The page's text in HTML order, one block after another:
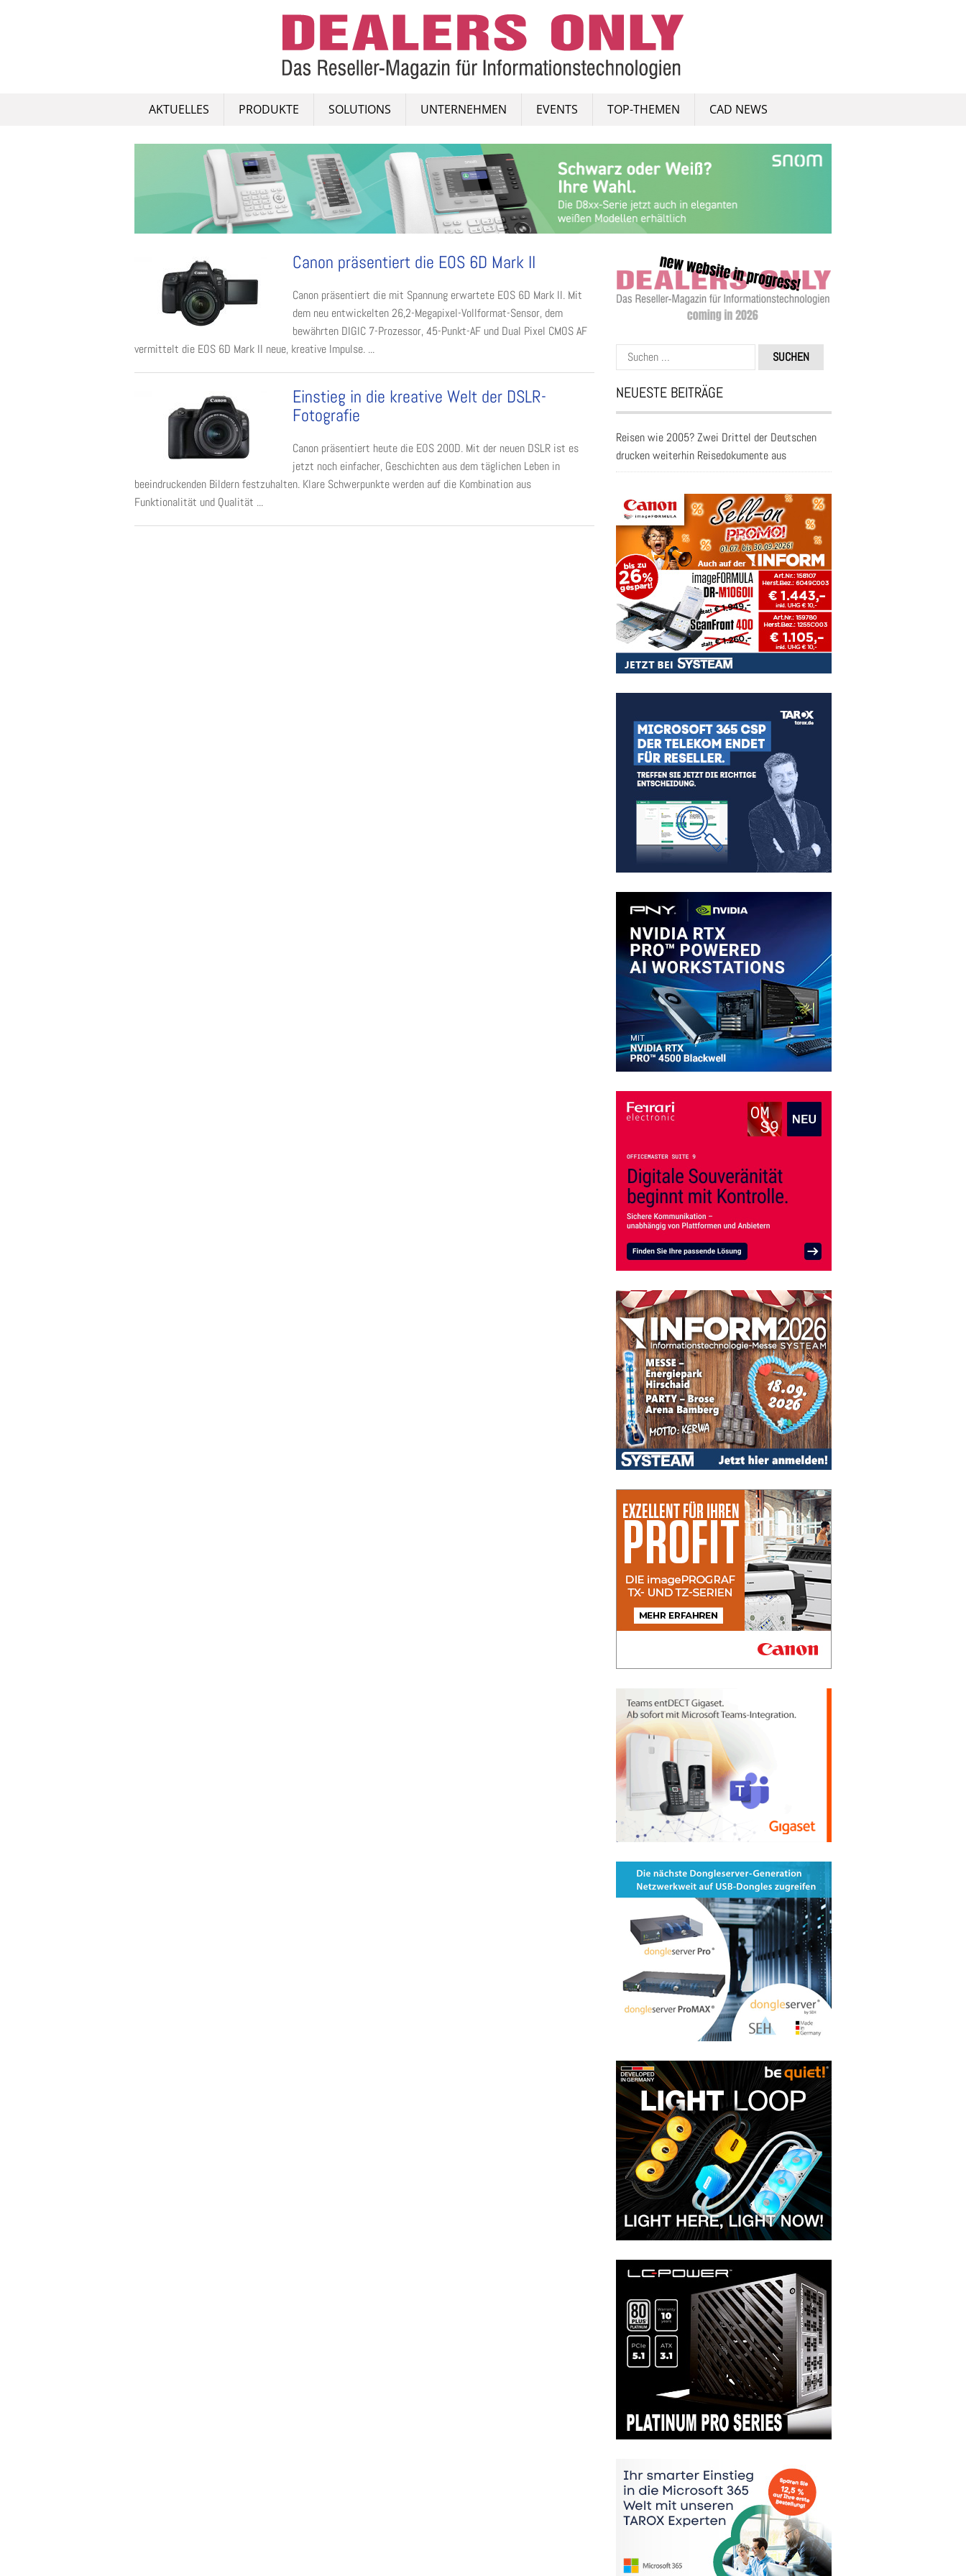
AKTUELLES PRODUKTE SOLUTIONS UNTERNEHMEN EVENTS TOP-THEMEN CAD NEWS
Canon präsentiert die EOS 6D Mark II
Canon präsentiert die mit Spannung erwartete EOS 6D Mark II. Mit
dem neu entwickelten 26,2-Megapixel-Vollformat-Sensor, dem
bewährten DIGIC 7-Prozessor, 45-Punkt-AF und Dual Pixel CMOS AF
vermittelt die EOS 6D Mark II neue, kreative Impulse. ...
Einstieg in die kreative Welt der DSLR-
Fotografie
Canon präsentiert heute die EOS 200D. Mit der neuen DSLR ist es
jetzt noch einfacher, Geschichten aus dem täglichen Leben in
beeindruckenden Bildern festzuhalten. Klare Schwerpunkte werden auf die Kombination aus
Funktionalität und Qualität ...
Suchen
nach:
NEUESTE BEITRÄGE
Reisen wie 2005? Zwei Drittel der Deutschen
drucken weiterhin Reisedokumente aus